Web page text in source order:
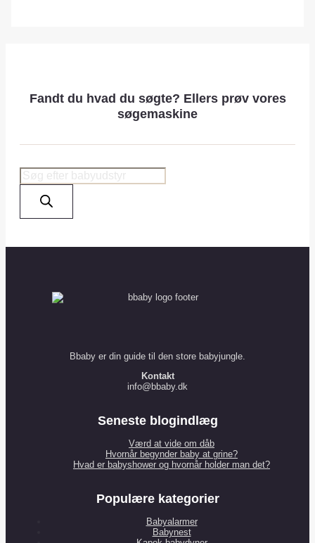
Fandt du hvad du søgte? Ellers prøv vores
søgemaskine
Products
search
Bbaby er din guide til den store babyjungle.
Kontakt
info@bbaby.dk
Seneste blogindlæg
Værd at vide om dåb
Hvornår begynder baby at grine?
Hvad er babyshower og hvornår holder man det?
Populære kategorier
Babyalarmer
Babynest